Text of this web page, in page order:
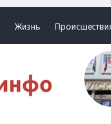
Жизнь